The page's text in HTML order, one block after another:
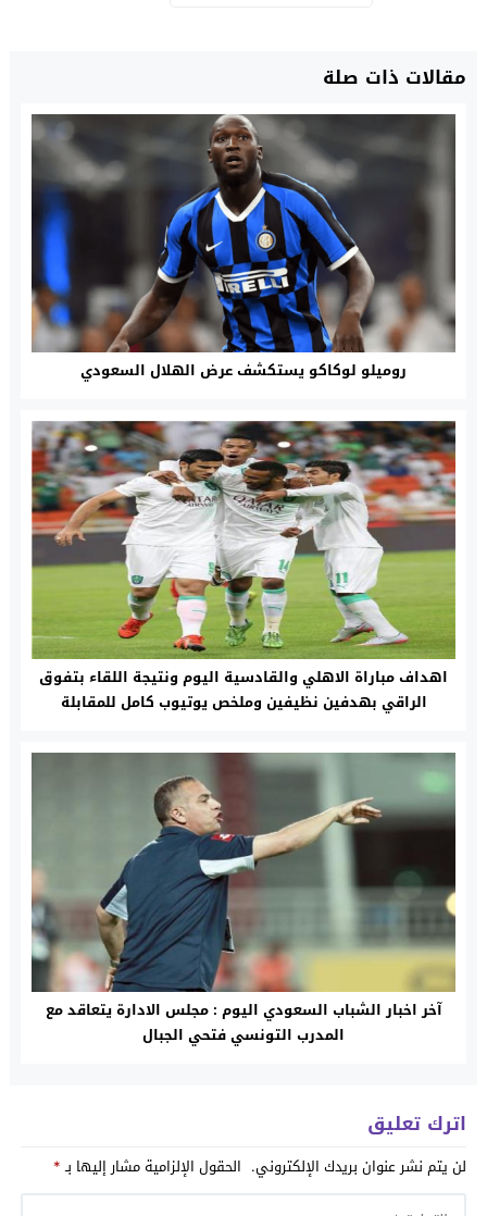
مقالات ذات صلة
روميلو لوكاكو يستكشف عرض الهلال السعودي
اهداف مباراة الاهلي والقادسية اليوم ونتيجة اللقاء بتفوق
الراقي بهدفين نظيفين وملخص يوتيوب كامل للمقابلة
آخر اخبار الشباب السعودي اليوم : مجلس الادارة يتعاقد مع
المدرب التونسي فتحي الجبال
اترك تعليق
لن يتم نشر عنوان بريدك الإلكتروني. الحقول الإلزامية مشار إليها بـ*